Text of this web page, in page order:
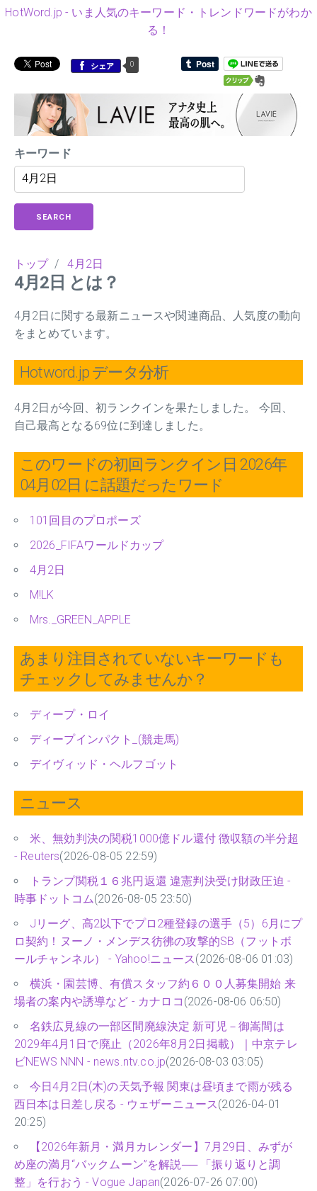
HotWord.jp - いま人気のキーワード・トレンドワードがわか
る！
シェア 0
キーワード
SEARCH
トップ/4月2日
4月2日 とは？
4月2日に関する最新ニュースや関連商品、人気度の動向
をまとめています。
Hotword.jp データ分析
4月2日が今回、初ランクインを果たしました。 今回、
自己最高となる69位に到達しました。
このワードの初回ランクイン日 2026年
04月02日 に話題だったワード
101回目のプロポーズ
2026_FIFAワールドカップ
4月2日
M!LK
Mrs._GREEN_APPLE
あまり注目されていないキーワードも
チェックしてみませんか？
ディープ・ロイ
ディープインパクト_(競走馬)
デイヴィッド・ヘルフゴット
ニュース
米、無効判決の関税1000億ドル還付 徴収額の半分超
- Reuters(2026-08-05 22:59)
トランプ関税１６兆円返還 違憲判決受け財政圧迫 -
時事ドットコム(2026-08-05 23:50)
Jリーグ、高2以下でプロ2種登録の選手（5）6月にプ
ロ契約！ヌーノ・メンデス彷彿の攻撃的SB（フットボ
ールチャンネル） - Yahoo!ニュース(2026-08-06 01:03)
横浜・園芸博、有償スタッフ約６００人募集開始 来
場者の案内や誘導など - カナロコ (2026-08-06 06:50)
名鉄広見線の一部区間廃線決定 新可児－御嵩間は
2029年4月1日で廃止（2026年8月2日掲載）｜中京テレ
ビNEWS NNN - news.ntv.co.jp(2026-08-03 03:05)
今日4月2日(木)の天気予報 関東は昼頃まで雨が残る
西日本は日差し戻る - ウェザーニュース(2026-04-01
20:25)
【2026年新月・満月カレンダー】7月29日、みずが
め座の満月“バックムーン”を解説── 「振り返りと調
整」を行おう - Vogue Japan(2026-07-26 07:00)